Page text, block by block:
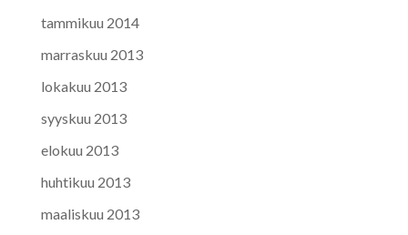
tammikuu 2014
marraskuu 2013
lokakuu 2013
syyskuu 2013
elokuu 2013
huhtikuu 2013
maaliskuu 2013